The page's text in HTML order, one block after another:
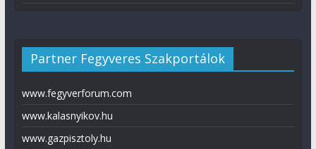
Partner Fegyveres Szakportálok
www.fegyverforum.com
www.kalasnyikov.hu
www.gazpisztoly.hu